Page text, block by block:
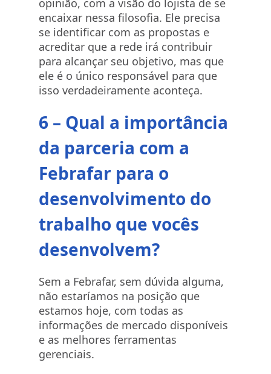
opinião, com a visão do lojista de se
encaixar nessa filosofia. Ele precisa
se identificar com as propostas e
acreditar que a rede irá contribuir
para alcançar seu objetivo, mas que
ele é o único responsável para que
isso verdadeiramente aconteça.
6 – Qual a importância
da parceria com a
Febrafar para o
desenvolvimento do
trabalho que vocês
desenvolvem?
Sem a Febrafar, sem dúvida alguma,
não estaríamos na posição que
estamos hoje, com todas as
informações de mercado disponíveis
e as melhores ferramentas
gerenciais.